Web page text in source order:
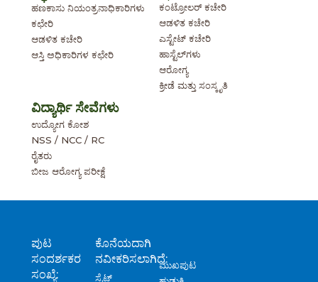
ಹಣಕಾಸು ನಿಯಂತ್ರನಾಧಿಕಾರಿಗಳು
ಕಛೇರಿ
ಆಡಳಿತ ಕಚೇರಿ
ಆಸ್ತಿ ಅಧಿಕಾರಿಗಳ ಕಛೇರಿ
ಕಂಟ್ರೋಲರ್ ಕಚೇರಿ
ಆಡಳಿತ ಕಚೇರಿ
ಎಸ್ಟೇಟ್ ಕಚೇರಿ
ಹಾಸ್ಟೆಲ್‌ಗಳು
ಆರೋಗ್ಯ
ಕ್ರೀಡೆ ಮತ್ತು ಸಂಸ್ಕೃತಿ
ವಿದ್ಯಾರ್ಥಿ ಸೇವೆಗಳು
ಉದ್ಯೋಗ ಕೋಶ
NSS / NCC / RC
ರೈತರು
ಬೀಜ ಆರೋಗ್ಯ ಪರೀಕ್ಷೆ
ಪುಟ
ಸಂದರ್ಶಕರ
ಸಂಖ್ಯೆ:
ಕೊನೆಯದಾಗಿ
ನವೀಕರಿಸಲಾಗಿದೆ:
ಸೈಟ್
ಮುಖಪುಟ